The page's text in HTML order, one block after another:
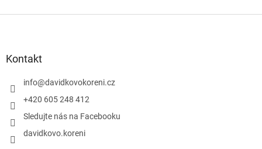
Kontakt
info@davidkovokoreni.cz
+420 605 248 412
Sledujte nás na Facebooku
davidkovo.koreni